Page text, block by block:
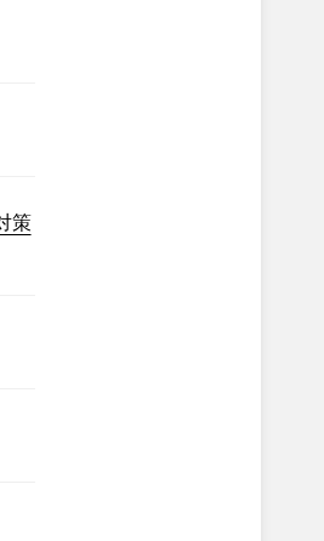
策